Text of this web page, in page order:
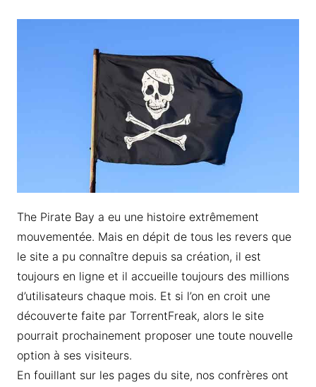
The Pirate Bay a eu une histoire extrêmement
mouvementée. Mais en dépit de tous les revers que
le site a pu connaître depuis sa création, il est
toujours en ligne et il accueille toujours des millions
d’utilisateurs chaque mois. Et si l’on en croit une
découverte faite par TorrentFreak, alors le site
pourrait prochainement proposer une toute nouvelle
option à ses visiteurs.
En fouillant sur les pages du site, nos confrères ont